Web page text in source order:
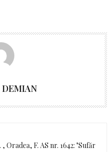
Oradea, F. AS nr. 1642: "Sufăr